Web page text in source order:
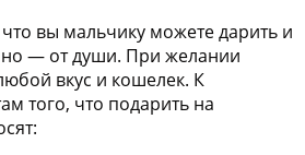
вы мальчику можете дарить и
но — от души. При желании
вкус и кошелек. К
того, что подарить на